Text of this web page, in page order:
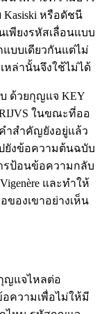
หรือดัชนี
พียงรหัสเลื่อนแบบ
แบบเดียวกันแต่ไม่
ล่านั้นจึงใช้ไม่ได้
ด้วยกุญแจ KEY
ในขณะที่ออ
ำสำคัญยังอยู่แล้ว
ยังข้อความต้นฉบับ
รป้อนข้อความกลับ
และทำให้
องเขาอย่างเห็น
ญแจไหลต่อ
อความเพื่อไม่ให้มี